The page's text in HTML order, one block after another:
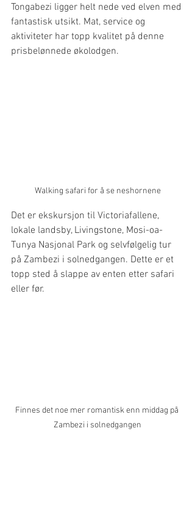
Tongabezi ligger helt nede ved elven med
fantastisk utsikt. Mat, service og
aktiviteter har topp kvalitet på denne
prisbelønnede økolodgen.
Walking safari for å se neshornene
Det er ekskursjon til Victoriafallene,
lokale landsby, Livingstone, Mosi-oa-
Tunya Nasjonal Park og selvfølgelig tur
på Zambezi i solnedgangen. Dette er et
topp sted å slappe av enten etter safari
eller før.
Finnes det noe mer romantisk enn middag på
Zambezi i solnedgangen